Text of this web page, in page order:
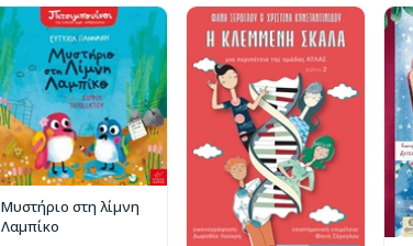
Μυστήριο στη λίμνη
Λαμπίκο